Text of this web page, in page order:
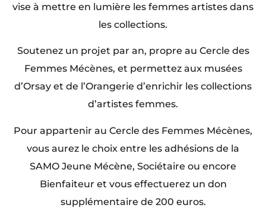
vise à mettre en lumière les femmes artistes dans
les collections.
Soutenez un projet par an, propre au Cercle des
Femmes Mécènes, et permettez aux musées
d’Orsay et de l’Orangerie d’enrichir les collections
d’artistes femmes.
Pour appartenir au Cercle des Femmes Mécènes,
vous aurez le choix entre les adhésions de la
SAMO Jeune Mécène, Sociétaire ou encore
Bienfaiteur et vous effectuerez un don
supplémentaire de 200 euros.